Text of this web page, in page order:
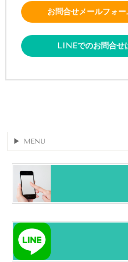
お問合せメールフォー
LINEでのお問合せ
MENU